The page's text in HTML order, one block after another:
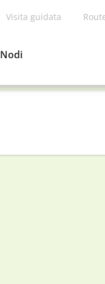
Visita guidata
Nodi